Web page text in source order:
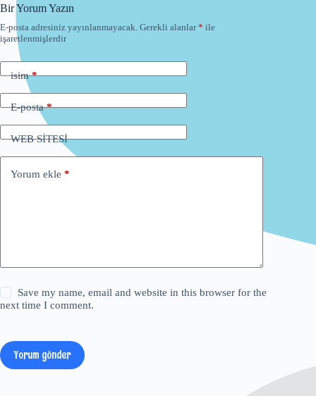
Bir Yorum Yazın
E-posta adresiniz yayınlanmayacak. Gerekli alanlar* ile
işaretlenmişlerdir
isim*
E-posta*
WEB SİTESİ
Yorum ekle *
Save my name, email and website in this browser for the
next time I comment.
Yorum gönder